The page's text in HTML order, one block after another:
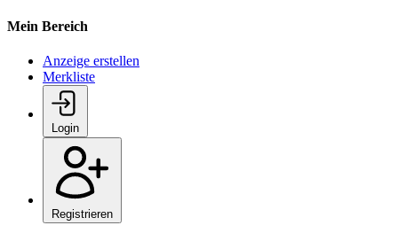
Mein Bereich
Anzeige erstellen
Merkliste
Login
Registrieren